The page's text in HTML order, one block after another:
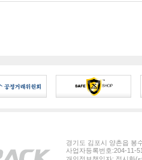
경기도 김포시 양촌읍 봉
사업자등록번호:204-11-